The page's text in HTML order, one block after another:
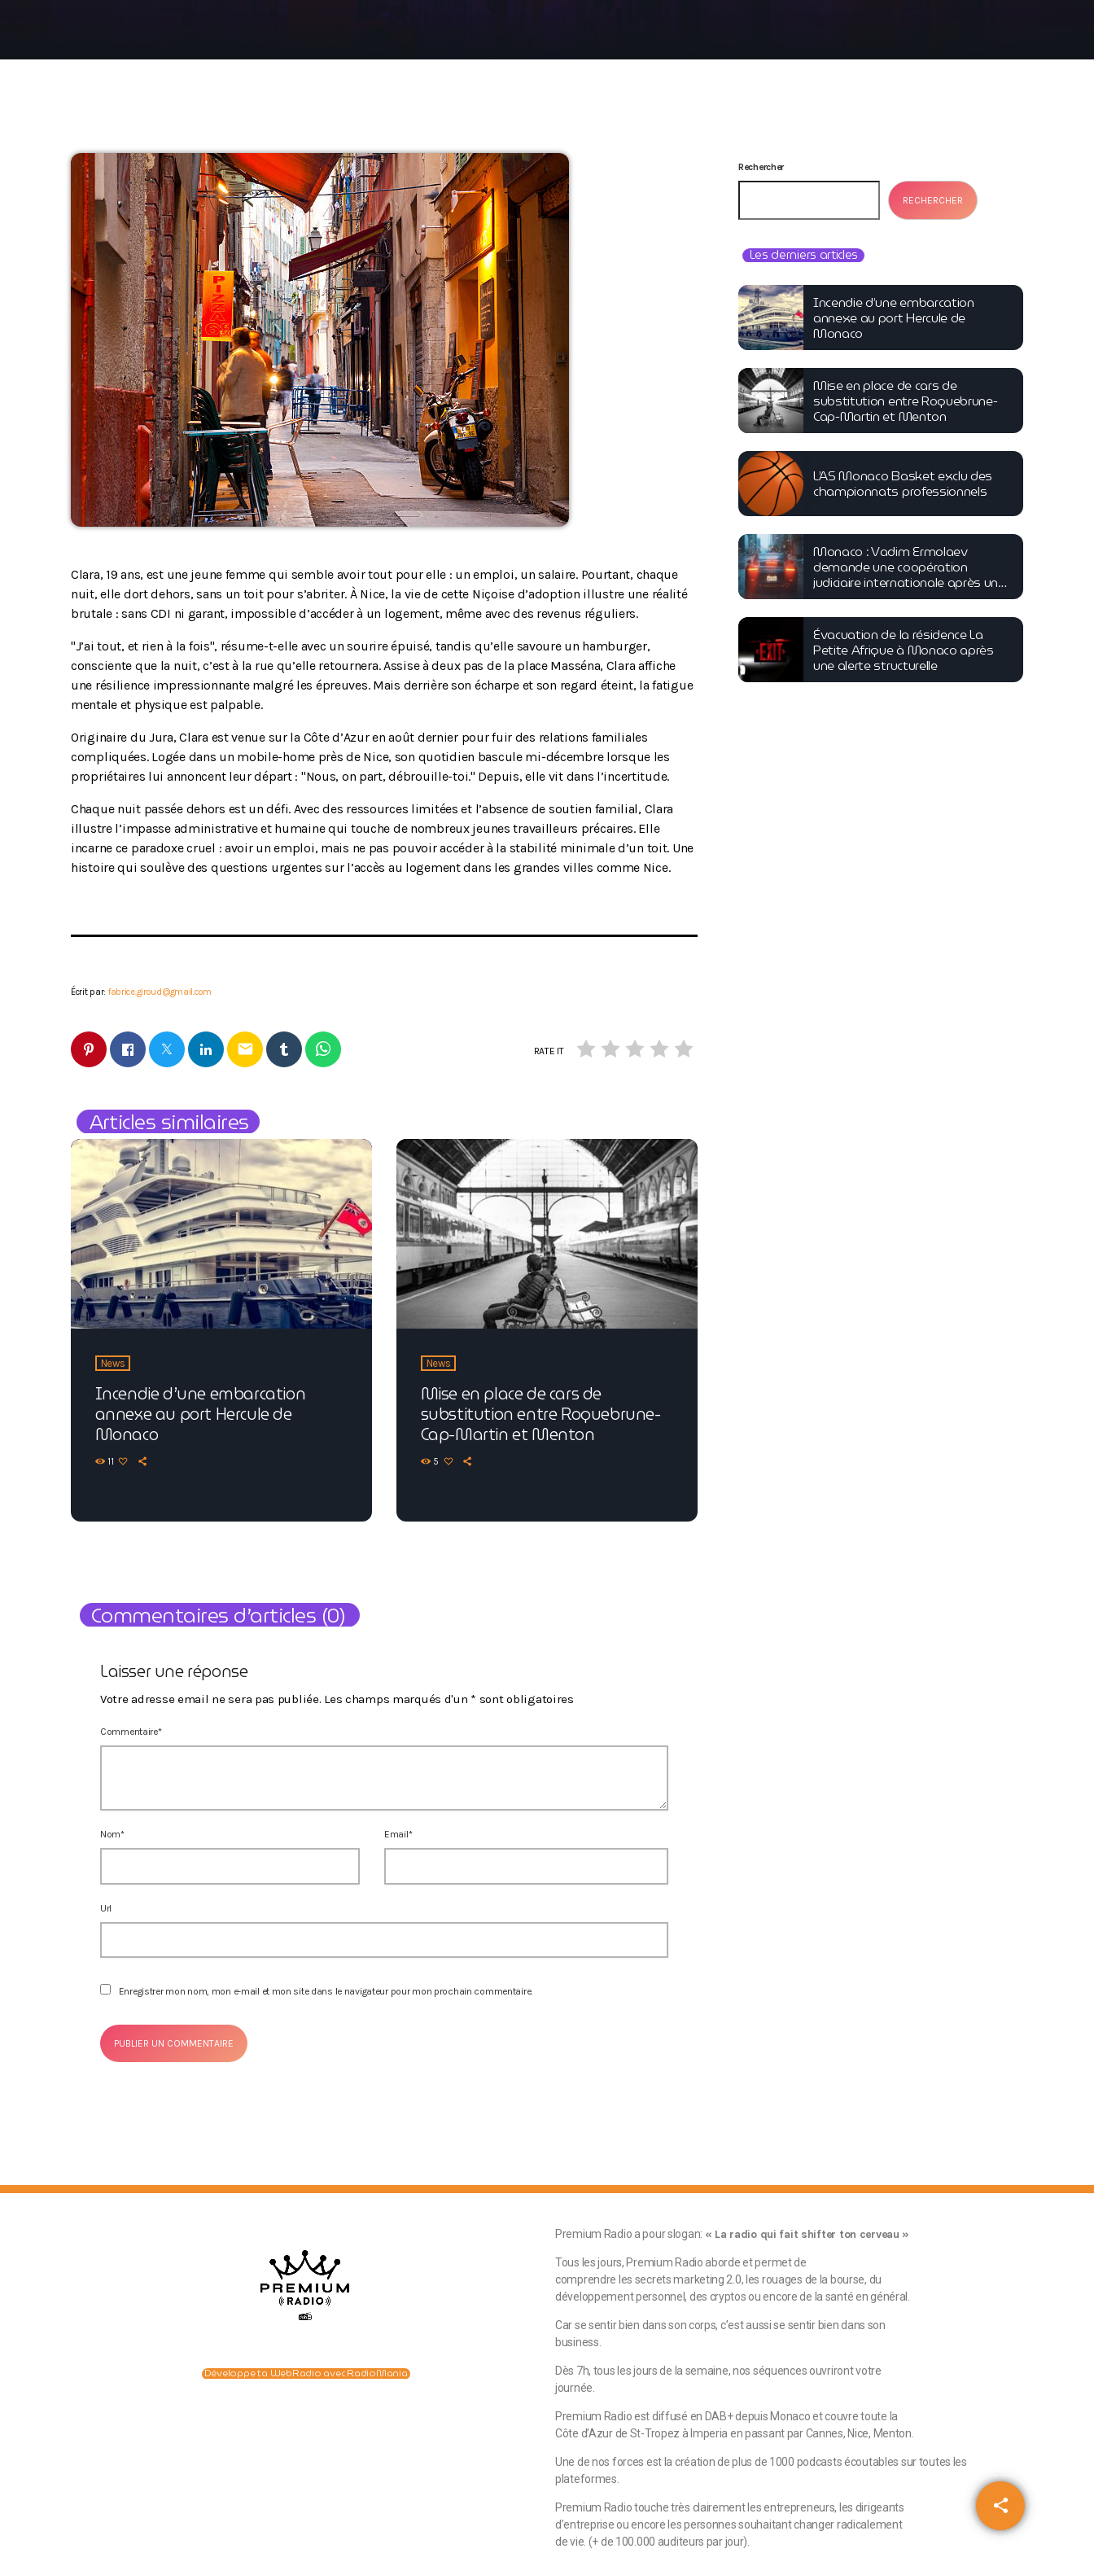
share
email
Clara, 19 ans, est une jeune femme qui semble avoir tout pour elle : un emploi, un salaire. Pourtant, chaque
nuit, elle dort dehors, sans un toit pour s’abriter. À Nice, la vie de cette Niçoise d’adoption illustre une réalité
brutale : sans CDI ni garant, impossible d’accéder à un logement, même avec des revenus réguliers.
"J’ai tout, et rien à la fois", résume-t-elle avec un sourire épuisé, tandis qu’elle savoure un hamburger,
consciente que la nuit, c’est à la rue qu’elle retournera. Assise à deux pas de la place Masséna, Clara affiche
une résilience impressionnante malgré les épreuves. Mais derrière son écharpe et son regard éteint, la fatigue
mentale et physique est palpable.
Originaire du Jura, Clara est venue sur la Côte d’Azur en août dernier pour fuir des relations familiales
compliquées. Logée dans un mobile-home près de Nice, son quotidien bascule mi-décembre lorsque les
propriétaires lui annoncent leur départ : "Nous, on part, débrouille-toi." Depuis, elle vit dans l’incertitude.
Chaque nuit passée dehors est un défi. Avec des ressources limitées et l’absence de soutien familial, Clara
illustre l’impasse administrative et humaine qui touche de nombreux jeunes travailleurs précaires. Elle
incarne ce paradoxe cruel : avoir un emploi, mais ne pas pouvoir accéder à la stabilité minimale d’un toit. Une
histoire qui soulève des questions urgentes sur l’accès au logement dans les grandes villes comme Nice.
Écrit par: fabrice.giroud@gmail.com
email RATE IT
Articles similaires
News
Incendie d’une embarcation
annexe au port Hercule de
Monaco
11
News
Mise en place de cars de
substitution entre Roquebrune-
Cap-Martin et Menton
5
Commentaires d’articles (0)
Laisser une réponse
Votre adresse email ne sera pas publiée. Les champs marqués d'un * sont obligatoires
Commentaire*
Nom* Email*
Url
Enregistrer mon nom, mon e-mail et mon site dans le navigateur pour mon prochain commentaire.
Rechercher
RECHERCHER
Les derniers articles
Incendie d’une embarcation
annexe au port Hercule de
Monaco
Mise en place de cars de
substitution entre Roquebrune-
Cap-Martin et Menton
L’AS Monaco Basket exclu des
championnats professionnels
Monaco : Vadim Ermolaev
demande une coopération
judiciaire internationale après une
tentative d’homicide
Évacuation de la résidence La
Petite Afrique à Monaco après
une alerte structurelle
Développe ta WebRadio avec RadioMania
Premium Radio a pour slogan: « La radio qui fait shifter ton cerveau »
Tous les jours, Premium Radio aborde et permet de
comprendre les secrets marketing 2.0, les rouages de la bourse, du
développement personnel, des cryptos ou encore de la santé en général.
Car se sentir bien dans son corps, c’est aussi se sentir bien dans son
business.
Dès 7h, tous les jours de la semaine, nos séquences ouvriront votre
journée.
Premium Radio est diffusé en DAB+ depuis Monaco et couvre toute la
Côte d’Azur de St-Tropez à Imperia en passant par Cannes, Nice, Menton.
Une de nos forces est la création de plus de 1000 podcasts écoutables sur toutes les
plateformes.
Premium Radio touche très clairement les entrepreneurs, les dirigeants
d’entreprise ou encore les personnes souhaitant changer radicalement
de vie. (+ de 100.000 auditeurs par jour).